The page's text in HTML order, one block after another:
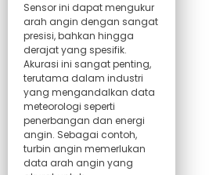
Sensor ini dapat mengukur
arah angin dengan sangat
presisi, bahkan hingga
derajat yang spesifik.
Akurasi ini sangat penting,
terutama dalam industri
yang mengandalkan data
meteorologi seperti
penerbangan dan energi
angin. Sebagai contoh,
turbin angin memerlukan
data arah angin yang